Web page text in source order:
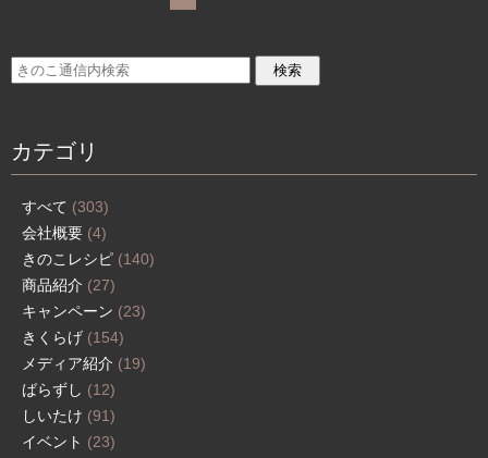
カテゴリ
すべて (303)
会社概要 (4)
きのこレシピ (140)
商品紹介 (27)
キャンペーン (23)
きくらげ (154)
メディア紹介 (19)
ばらずし (12)
しいたけ (91)
イベント (23)